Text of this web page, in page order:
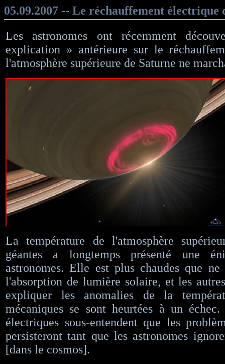
05.09.2007 -- Le réchauffement électrique
Les astronomes ont récemment
explication » antérieure sur le
l'atmosphère supérieure de Saturne ne
La température de l'atmosphère
géantes a longtemps présenté une
astronomes. Elle est plus chaudes que
l'absorption de lumière solaire, et les
expliquer les anomalies de la
mécaniques se sont heurtées à un
électriques sous-entendent que les
persisteront tant que les astronomes
[dans le cosmos].